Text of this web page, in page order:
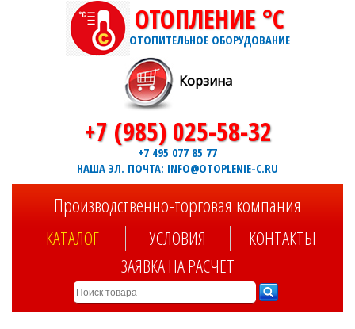
ОТОПЛЕНИЕ °C
ОТОПИТЕЛЬНОЕ ОБОРУДОВАНИЕ
Корзина
+7 (985) 025-58-32
+7 495 077 85 77
НАША ЭЛ. ПОЧТА: INFO@OTOPLENIE-C.RU
Производственно-торговая компания
КАТАЛОГ УСЛОВИЯ
КОНТАКТЫ
ЗАЯВКА НА РАСЧЕТ